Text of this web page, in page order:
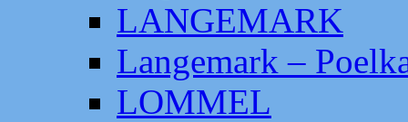
LANGEMARK
Langemark –
LOMMEL